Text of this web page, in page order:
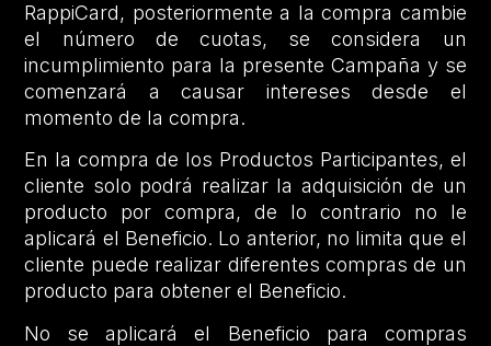
RappiCard, posteriormente a la compra cambie
el número de cuotas, se considera un
incumplimiento para la presente Campaña y se
comenzará a causar intereses desde el
momento de la compra.
En la compra de los Productos Participantes, el
cliente solo podrá realizar la adquisición de un
producto por compra, de lo contrario no le
aplicará el Beneficio. Lo anterior, no limita que el
cliente puede realizar diferentes compras de un
producto para obtener el Beneficio.
No se aplicará el Beneficio para compras